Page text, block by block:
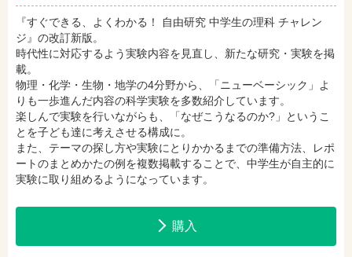
『すぐできる、よくわかる！ 自由研究 中学生の理科 チャレン
ジ』の改訂新版。
時代性に対応するよう実験内容を見直し、新たな研究・実験を掲
載。
物理・化学・生物・地学の4分野から、「ニューベーシック」よ
りも一歩進んだ内容の科学実験を多数紹介しています。
楽しんで実験を行いながらも、「なぜこうなるのか?」というこ
とを子ども達に考えさせる構成に。
また、テーマの探し方や実験にとりかかるまでの準備方法、レポ
ートのまとめかたの例を複数掲載することで、中学生が自主的に
実験に取り組めるようになっています。
購入
セブンネットショッピングで購入 紀伊國屋書店で購入
hontoで購入